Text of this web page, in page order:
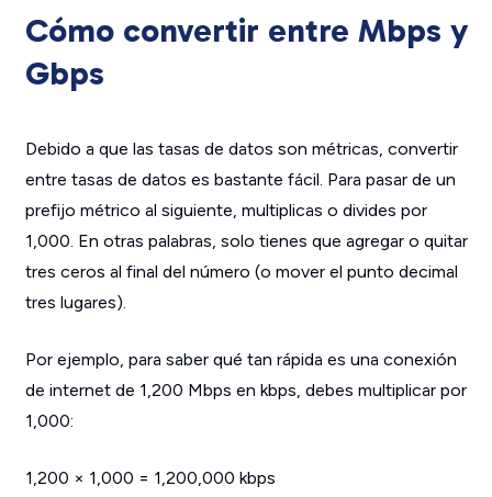
Cómo convertir entre Mbps y
Gbps
Debido a que las tasas de datos son métricas, convertir
entre tasas de datos es bastante fácil. Para pasar de un
prefijo métrico al siguiente, multiplicas o divides por
1,000. En otras palabras, solo tienes que agregar o quitar
tres ceros al final del número (o mover el punto decimal
tres lugares).
Por ejemplo, para saber qué tan rápida es una conexión
de internet de 1,200 Mbps en kbps, debes multiplicar por
1,000:
1,200 × 1,000 = 1,200,000 kbps